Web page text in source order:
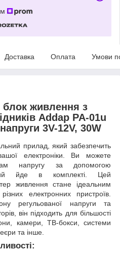
Доставка Оплата Умови
блок живлення з
Addap PA-01u
3V-12V, 30W
прилад, який забезпечить
електроніки. Ви можете
напругу за допомогою
йде в комплекті. Цей
живлення стане ідеальним
електронних пристроїв.
регульованої напруги та
він підходить для більшості
камери, ТВ-бокси, системи
та інше.